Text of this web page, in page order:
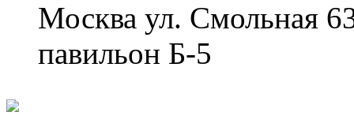
Москва ул. Смольная
павильон Б-5